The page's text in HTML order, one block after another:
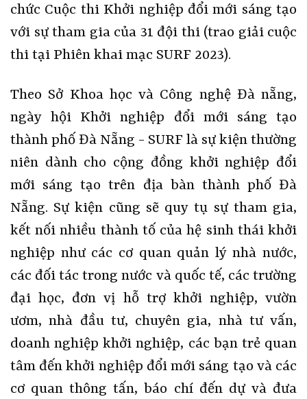
chức Cuộc thi Khởi nghiệp đổi mới sáng tạo
với sự tham gia của 31 đội thi (trao giải cuộc
thi tại Phiên khai mạc SURF 2023).
Theo Sở Khoa học và Công nghệ Đà nẵng,
ngày hội Khởi nghiệp đổi mới sáng tạo
thành phố Đà Nẵng - SURF là sự kiện thường
niên dành cho cộng đồng khởi nghiệp đổi
mới sáng tạo trên địa bàn thành phố Đà
Nẵng. Sự kiện cũng sẽ quy tụ sự tham gia,
kết nối nhiều thành tố của hệ sinh thái khởi
nghiệp như các cơ quan quản lý nhà nước,
các đối tác trong nước và quốc tế, các trường
đại học, đơn vị hỗ trợ khởi nghiệp, vườn
ươm, nhà đầu tư, chuyên gia, nhà tư vấn,
doanh nghiệp khởi nghiệp, các bạn trẻ quan
tâm đến khởi nghiệp đổi mới sáng tạo và các
cơ quan thông tấn, báo chí đến dự và đưa